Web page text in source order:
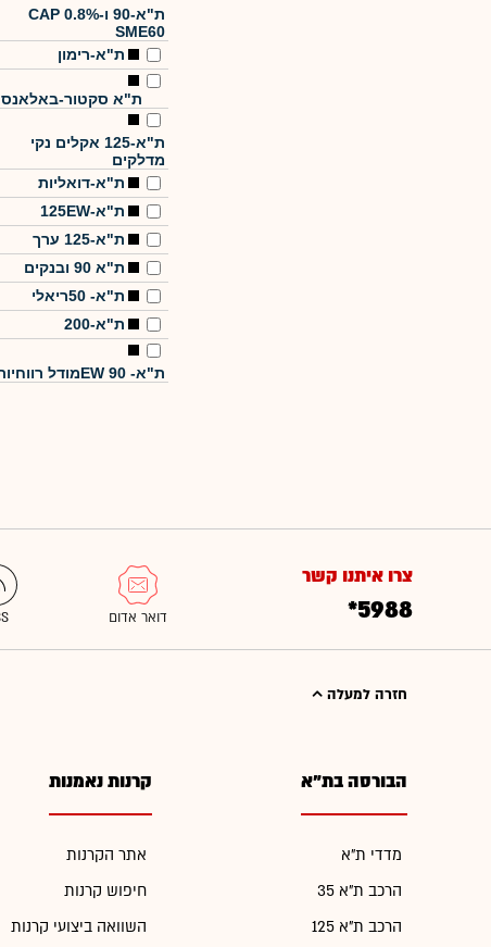
ת"א-90 ו-CAP 0.8%
SME60
ת"א-רימון
ת"א סקטור-באלאנס
ת"א-125 אקלים נקי
מדלקים
ת"א-דואליות
ת"א-125EW
ת"א-125 ערך
ת"א 90 ובנקים
ת"א- 50ריאלי
ת"א-200
ת"א- EW 90מודל רווחיות
צרו איתנו קשר
*5988
חזרה למעלה
הבורסה בת"א
מדדי ת"א
הרכב ת"א 35
הרכב ת"א 125
קרנות נאמנות
אתר הקרנות
חיפוש קרנות
השוואה ביצועי קרנות